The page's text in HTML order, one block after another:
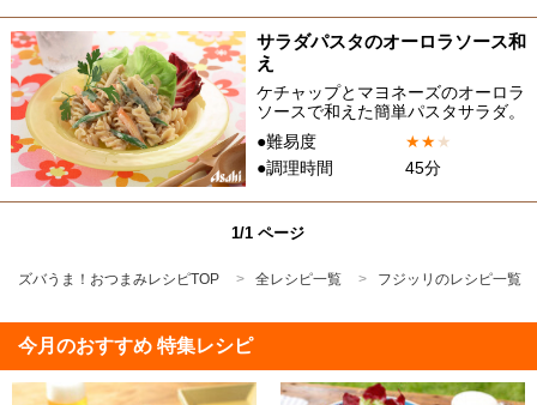
サラダパスタのオーロラソース和
え
ケチャップとマヨネーズのオーロラ
ソースで和えた簡単パスタサラダ。
●難易度
★★★
●調理時間
45分
1/1 ページ
ズバうま！おつまみレシピTOP 全レシピ一覧 フジッリのレシピ一覧
今月のおすすめ 特集レシピ